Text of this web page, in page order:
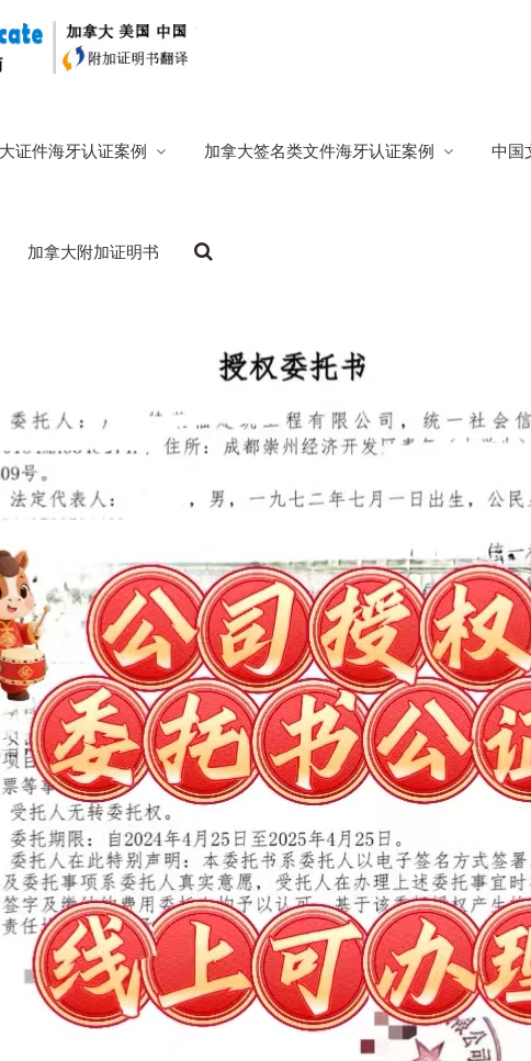
证件海牙认证案例 加拿大签名类文件海牙认证案例 中国
加拿大附加证明书
官方博客 302